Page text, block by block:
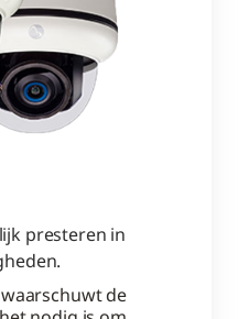
presteren in
de